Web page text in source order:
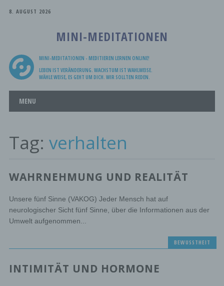
8. AUGUST 2026
MINI-MEDITATIONEN
MINI-MEDITATIONEN - MEDITIEREN LERNEN ONLINE!
LEBEN IST VERÄNDERUNG. WACHSTUM IST WAHLWEISE.
WÄHLE WEISE, ES GEHT UM DICH. WIR SOLLTEN REDEN.
Main menu
MENU
Tag: verhalten
WAHRNEHMUNG UND REALITÄT
Unsere fünf Sinne (VAKOG) Jeder Mensch hat auf
neurologischer Sicht fünf Sinne, über die Informationen aus der
Umwelt aufgenommen...
BEWUSSTHEIT
INTIMITÄT UND HORMONE